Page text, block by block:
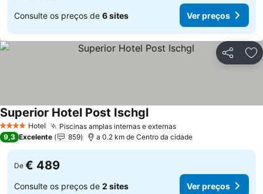
Consulte os preços de 6 sites Ver preços
Partilhar
4 EstrelasHotel Piscinas amplas internas e externas
Superior Hotel Post Ischgl
9,3 Excelente 859 a 0.2 km de Centro da cidade
De € 489
Consulte os preços de 2 sites Ver preços